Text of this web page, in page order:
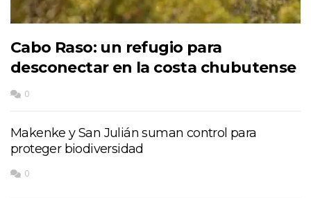
Cabo Raso: un refugio para
desconectar en la costa chubutense
0
Makenke y San Julián suman control para
proteger biodiversidad
0